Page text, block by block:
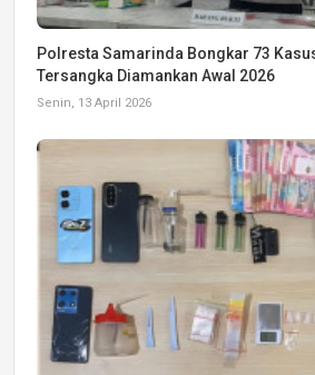
Polresta Samarinda Bongkar 73
Tersangka Diamankan Awal 2026
Senin, 13 April 2026